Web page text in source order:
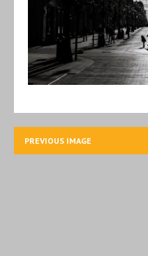
PREVIOUS IMAGE